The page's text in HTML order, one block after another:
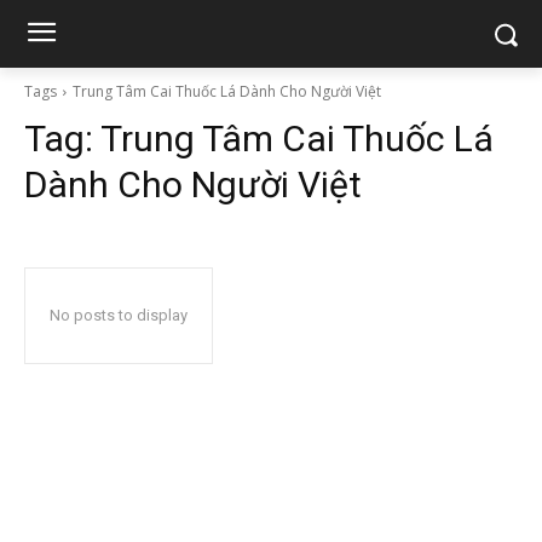
Tags Trung Tâm Cai Thuốc Lá Dành Cho Người Việt
Tag: Trung Tâm Cai Thuốc Lá
Dành Cho Người Việt
No posts to display